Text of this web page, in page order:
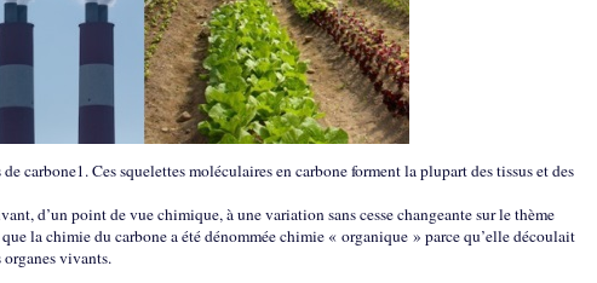
carbone1. Ces squelettes moléculaires en carbone forment la plupart des tissus et des
d’un point de vue chimique, à une variation sans cesse changeante sur le thème
la chimie du carbone a été dénommée chimie « organique » parce qu’elle découlait
organes vivants.